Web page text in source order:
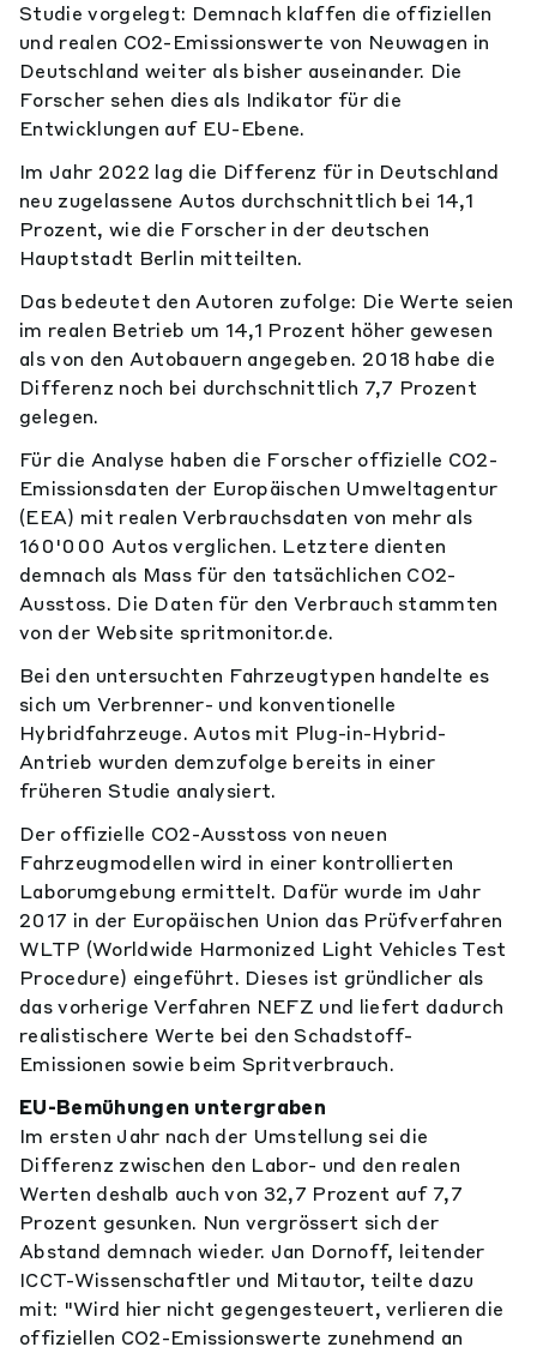
Studie vorgelegt: Demnach klaffen die offiziellen
und realen CO2-Emissionswerte von Neuwagen in
Deutschland weiter als bisher auseinander. Die
Forscher sehen dies als Indikator für die
Entwicklungen auf EU-Ebene.
Im Jahr 2022 lag die Differenz für in Deutschland
neu zugelassene Autos durchschnittlich bei 14,1
Prozent, wie die Forscher in der deutschen
Hauptstadt Berlin mitteilten.
Das bedeutet den Autoren zufolge: Die Werte seien
im realen Betrieb um 14,1 Prozent höher gewesen
als von den Autobauern angegeben. 2018 habe die
Differenz noch bei durchschnittlich 7,7 Prozent
gelegen.
Für die Analyse haben die Forscher offizielle CO2-
Emissionsdaten der Europäischen Umweltagentur
(EEA) mit realen Verbrauchsdaten von mehr als
160'000 Autos verglichen. Letztere dienten
demnach als Mass für den tatsächlichen CO2-
Ausstoss. Die Daten für den Verbrauch stammten
von der Website spritmonitor.de.
Bei den untersuchten Fahrzeugtypen handelte es
sich um Verbrenner- und konventionelle
Hybridfahrzeuge. Autos mit Plug-in-Hybrid-
Antrieb wurden demzufolge bereits in einer
früheren Studie analysiert.
Der offizielle CO2-Ausstoss von neuen
Fahrzeugmodellen wird in einer kontrollierten
Laborumgebung ermittelt. Dafür wurde im Jahr
2017 in der Europäischen Union das Prüfverfahren
WLTP (Worldwide Harmonized Light Vehicles Test
Procedure) eingeführt. Dieses ist gründlicher als
das vorherige Verfahren NEFZ und liefert dadurch
realistischere Werte bei den Schadstoff-
Emissionen sowie beim Spritverbrauch.
EU-Bemühungen untergraben
Im ersten Jahr nach der Umstellung sei die
Differenz zwischen den Labor- und den realen
Werten deshalb auch von 32,7 Prozent auf 7,7
Prozent gesunken. Nun vergrössert sich der
Abstand demnach wieder. Jan Dornoff, leitender
ICCT-Wissenschaftler und Mitautor, teilte dazu
mit: "Wird hier nicht gegengesteuert, verlieren die
offiziellen CO2-Emissionswerte zunehmend an